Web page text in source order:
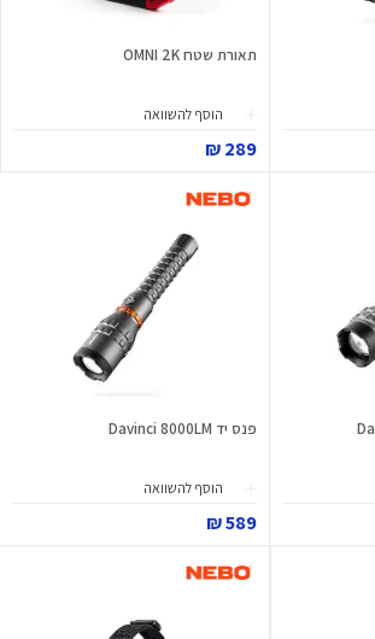
תאורת שטח OMNI 2K
הוסף להשוואה
289 ₪
פנס יד Davinci 8000LM
הוסף להשוואה
589 ₪